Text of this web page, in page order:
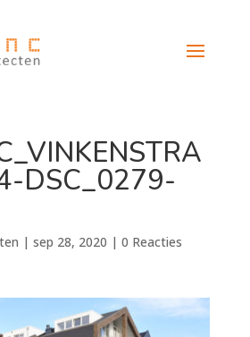
DSC_0279-
| sep 28, 2020 | 0 Reacties